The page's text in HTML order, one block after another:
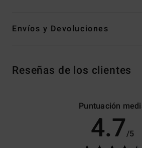
Envíos y Devoluciones
Reseñas de los clientes
Puntuación
4.7/5